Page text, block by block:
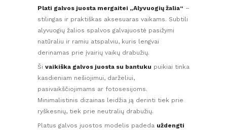
Plati galvos juosta mergaitei „Alyvuogių žalia“ –
stilingas ir praktiškas aksesuaras vaikams. Subtili
alyvuogių žalios spalvos galvajuostė pasižymi
natūraliu ir ramiu atspalviu, kuris lengvai
derinamas prie įvairių vaikų drabužių.
Ši vaikiška galvos juosta su bantuku puikiai tinka
kasdieniam nešiojimui, darželiui,
pasivaikščiojimams ar fotosesijoms.
Minimalistinis dizainas leidžia ją derinti tiek prie
ryškesnių, tiek prie neutralių drabužių.
Platus galvos juostos modelis padeda uždengti